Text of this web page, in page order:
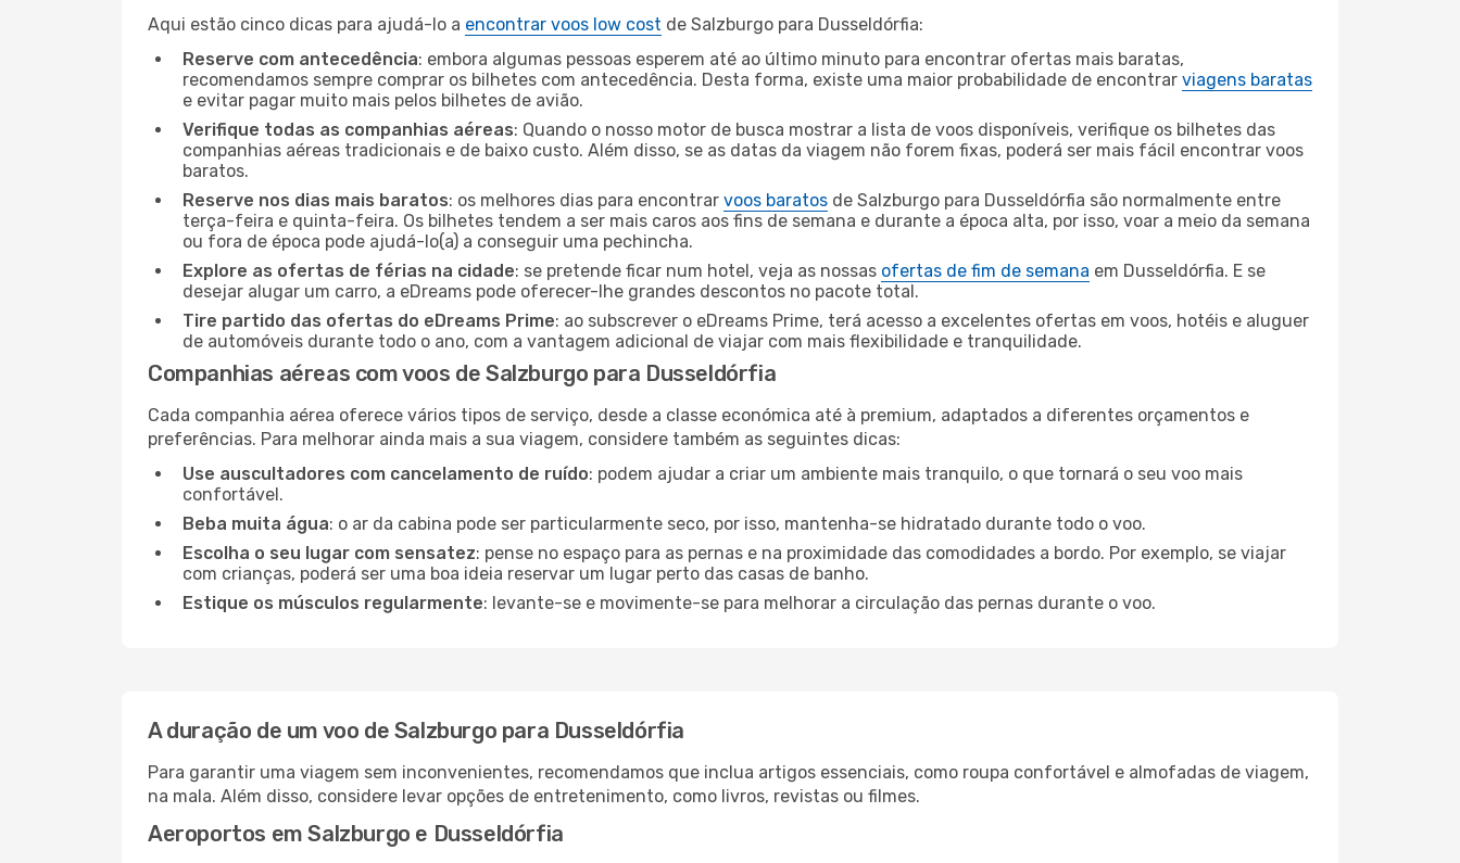
Aqui estão cinco dicas para ajudá-lo a encontrar voos low cost de Salzburgo para Dusseldórfia:
Reserve com antecedência: embora algumas pessoas esperem até ao último minuto para encontrar ofertas mais baratas,
recomendamos sempre comprar os bilhetes com antecedência. Desta forma, existe uma maior probabilidade de encontrar viagens baratas
e evitar pagar muito mais pelos bilhetes de avião.
Verifique todas as companhias aéreas: Quando o nosso motor de busca mostrar a lista de voos disponíveis, verifique os bilhetes das
companhias aéreas tradicionais e de baixo custo. Além disso, se as datas da viagem não forem fixas, poderá ser mais fácil encontrar voos
baratos.
Reserve nos dias mais baratos: os melhores dias para encontrar voos baratos de Salzburgo para Dusseldórfia são normalmente entre
terça-feira e quinta-feira. Os bilhetes tendem a ser mais caros aos fins de semana e durante a época alta, por isso, voar a meio da semana
ou fora de época pode ajudá-lo(a) a conseguir uma pechincha.
Explore as ofertas de férias na cidade: se pretende ficar num hotel, veja as nossas ofertas de fim de semana em Dusseldórfia. E se
desejar alugar um carro, a eDreams pode oferecer-lhe grandes descontos no pacote total.
Tire partido das ofertas do eDreams Prime: ao subscrever o eDreams Prime, terá acesso a excelentes ofertas em voos, hotéis e aluguer
de automóveis durante todo o ano, com a vantagem adicional de viajar com mais flexibilidade e tranquilidade.
Companhias aéreas com voos de Salzburgo para Dusseldórfia
Cada companhia aérea oferece vários tipos de serviço, desde a classe económica até à premium, adaptados a diferentes orçamentos e
preferências. Para melhorar ainda mais a sua viagem, considere também as seguintes dicas:
Use auscultadores com cancelamento de ruído: podem ajudar a criar um ambiente mais tranquilo, o que tornará o seu voo mais
confortável.
Beba muita água: o ar da cabina pode ser particularmente seco, por isso, mantenha-se hidratado durante todo o voo.
Escolha o seu lugar com sensatez: pense no espaço para as pernas e na proximidade das comodidades a bordo. Por exemplo, se viajar
com crianças, poderá ser uma boa ideia reservar um lugar perto das casas de banho.
Estique os músculos regularmente: levante-se e movimente-se para melhorar a circulação das pernas durante o voo.
A duração de um voo de Salzburgo para Dusseldórfia
Para garantir uma viagem sem inconvenientes, recomendamos que inclua artigos essenciais, como roupa confortável e almofadas de viagem,
na mala. Além disso, considere levar opções de entretenimento, como livros, revistas ou filmes.
Aeroportos em Salzburgo e Dusseldórfia